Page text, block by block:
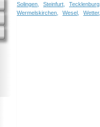
Solingen,
Steinfurt, Tecklenburg,
Wermelskirchen,
Wesel, Wetter,